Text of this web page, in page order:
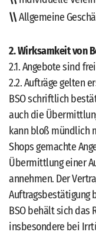
Allgemeine
2. Wirksamkeit von
2.1. Angebote sind
2.2. Aufträge gelten
BSO schriftlich
auch die
kann bloß mündlich
Shops gemachte
Übermittlung einer
annehmen. Der
Auftragsbestätigung
BSO behält sich das
insbesondere bei